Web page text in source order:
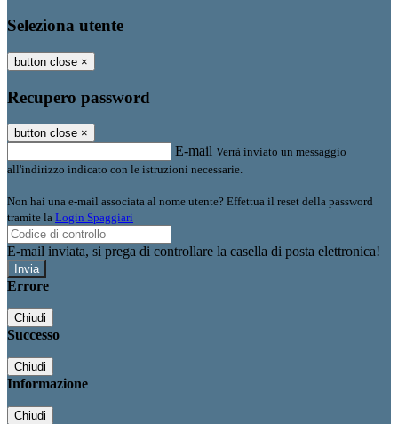
Seleziona utente
button close ×
Recupero password
button close ×
E-mail Verrà inviato un messaggio
all'indirizzo indicato con le istruzioni necessarie.
Non hai una e-mail associata al nome utente? Effettua il reset della password
tramite la Login Spaggiari
E-mail inviata, si prega di controllare la casella di posta elettronica!
Errore
Chiudi
Successo
Chiudi
Informazione
Chiudi